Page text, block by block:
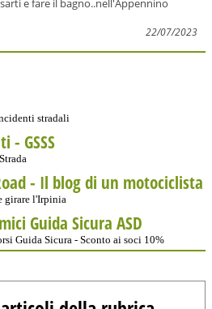
e fare il bagno..nell'Appennino
22/07/2023
stradali
- GSSS
- Il blog di un motociclista
girare l'Irpinia
Guida Sicura ASD
Guida Sicura - Sconto ai soci 10%